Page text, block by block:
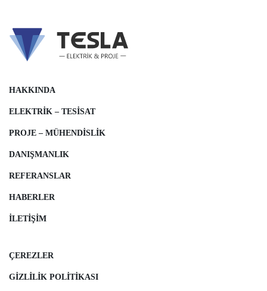
HAKKINDA
ELEKTRIK – TESISAT
PROJE – MÜHENDISLIK
DANIŞMANLIK
REFERANSLAR
HABERLER
İLETIŞIM
ÇEREZLER
GIZLILIK POLITIKASI